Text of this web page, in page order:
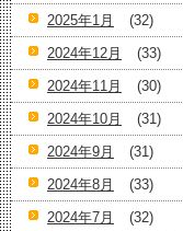
2025年1月
(32)
2024年12月
(33)
2024年11月
(30)
2024年10月
(31)
2024年9月
(31)
2024年8月
(33)
2024年7月
(32)